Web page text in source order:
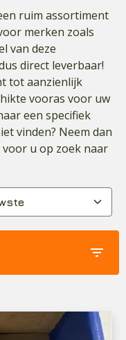
ruim assortiment
merken zoals
van deze
direct leverbaar!
tot aanzienlijk
vooras voor uw
een specifiek
vinden? Neem dan
u op zoek naar
filter_list